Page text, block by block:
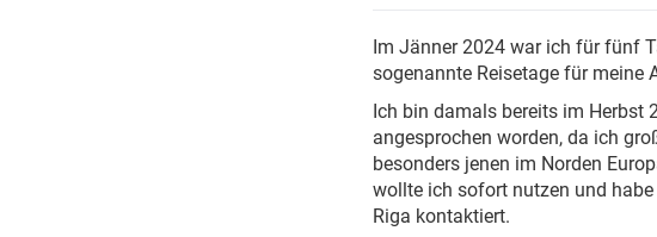
Im Jänner 2024 war ich für fünf
sogenannte Reisetage für meine
Ich bin damals bereits im Herbst
angesprochen worden, da ich
besonders jenen im Norden
wollte ich sofort nutzen und
Riga kontaktiert.